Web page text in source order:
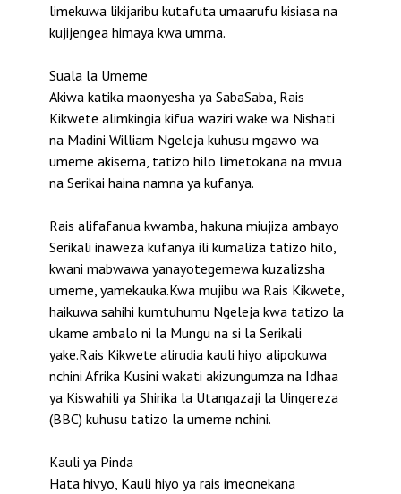
limekuwa likijaribu kutafuta umaarufu kisiasa na
kujijengea himaya kwa umma.
Suala la Umeme
Akiwa katika maonyesha ya SabaSaba, Rais
Kikwete alimkingia kifua waziri wake wa Nishati
na Madini William Ngeleja kuhusu mgawo wa
umeme akisema, tatizo hilo limetokana na mvua
na Serikai haina namna ya kufanya.
Rais alifafanua kwamba, hakuna miujiza ambayo
Serikali inaweza kufanya ili kumaliza tatizo hilo,
kwani mabwawa yanayotegemewa kuzalizsha
umeme, yamekauka.Kwa mujibu wa Rais Kikwete,
haikuwa sahihi kumtuhumu Ngeleja kwa tatizo la
ukame ambalo ni la Mungu na si la Serikali
yake.Rais Kikwete alirudia kauli hiyo alipokuwa
nchini Afrika Kusini wakati akizungumza na Idhaa
ya Kiswahili ya Shirika la Utangazaji la Uingereza
(BBC) kuhusu tatizo la umeme nchini.
Kauli ya Pinda
Hata hivyo, Kauli hiyo ya rais imeonekana